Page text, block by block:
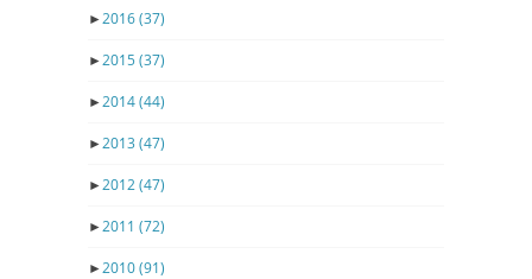
►2016(37)
►2015(37)
►2014(44)
►2013 (47)
►2012(47)
►2011 (72)
►2010(91)